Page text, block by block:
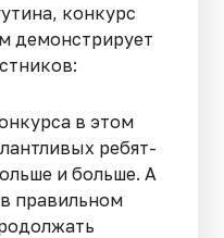
конкурс
демонстрирует
в этом
ребят-
и больше. А
правильном